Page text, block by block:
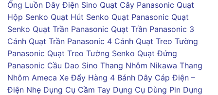
Ống Luồn Dây Điện Sino Quạt Cây Panasonic Quạt
Hộp Senko Quạt Hút Senko Quạt Panasonic Quạt
Senko Quạt Trần Panasonic Quạt Trần Panasonic 3
Cánh Quạt Trần Panasonic 4 Cánh Quạt Treo Tường
Panasonic Quạt Treo Tường Senko Quạt Đứng
Panasonic Cầu Dao Sino Thang Nhôm Nikawa Thang
Nhôm Ameca Xe Đẩy Hàng 4 Bánh Dây Cáp Điện –
Điện Nhẹ Dụng Cụ Cầm Tay Dụng Cụ Dùng Pin Dụng